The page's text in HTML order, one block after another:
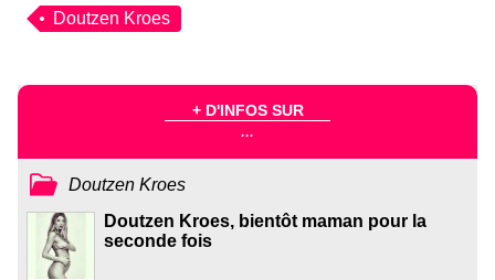
Doutzen Kroes
+ D'INFOS SUR
...
Doutzen Kroes
Doutzen Kroes, bientôt maman pour la
seconde fois